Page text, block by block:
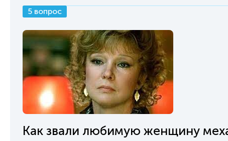
5 вопрос
Как звали любимую женщину